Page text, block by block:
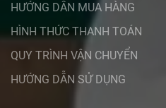
HƯỚNG DẪN MUA HÀNG
HÌNH THỨC THANH TOÁN
QUY TRÌNH VẬN CHUYỂN
HƯỚNG DẪN SỬ DỤNG